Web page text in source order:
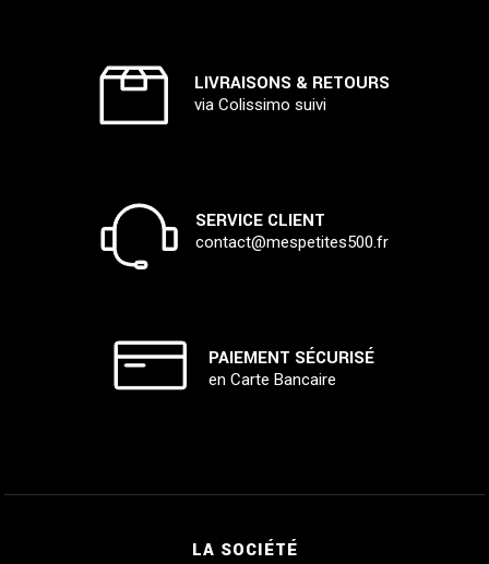
LIVRAISONS & RETOURS
via Colissimo suivi
SERVICE CLIENT
contact@mespetites500.fr
PAIEMENT SÉCURISÉ
en Carte Bancaire
LA SOCIÉTÉ